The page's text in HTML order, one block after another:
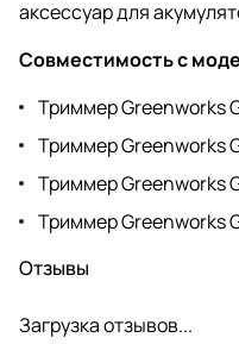
аксессуар для
Совместимость с
Триммер Greenworks
Триммер Greenworks
Триммер Greenworks
Триммер Greenworks
Отзывы
Загрузка отзывов...